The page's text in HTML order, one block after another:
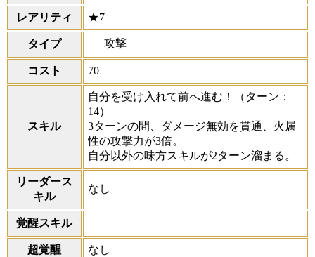
レアリティ ★7
タイプ 攻撃
コスト 70
スキル
自分を受け入れて前へ進む！
（ターン：
14）
3ターンの間、ダメージ無効を貫通、火属
性の攻撃力が3倍。
自分以外の味方スキルが2ターン溜まる。
リーダース
キル
なし
覚醒スキル
超覚醒 なし